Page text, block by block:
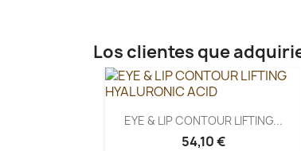
Los clientes que
EYE & LIP CONTOUR LIFTING...
54,10 €